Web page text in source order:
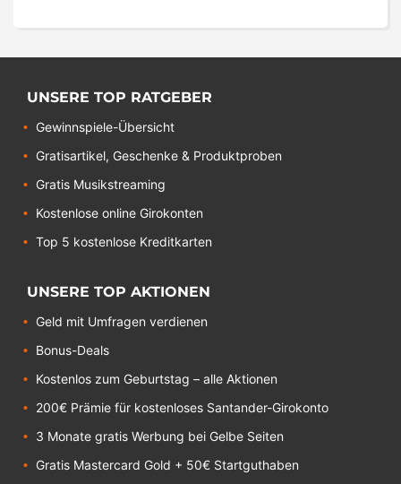
UNSERE TOP RATGEBER
Gewinnspiele-Übersicht
Gratisartikel, Geschenke & Produktproben
Gratis Musikstreaming
Kostenlose online Girokonten
Top 5 kostenlose Kreditkarten
UNSERE TOP AKTIONEN
Geld mit Umfragen verdienen
Bonus-Deals
Kostenlos zum Geburtstag – alle Aktionen
200€ Prämie für kostenloses Santander-Girokonto
3 Monate gratis Werbung bei Gelbe Seiten
Gratis Mastercard Gold + 50€ Startguthaben